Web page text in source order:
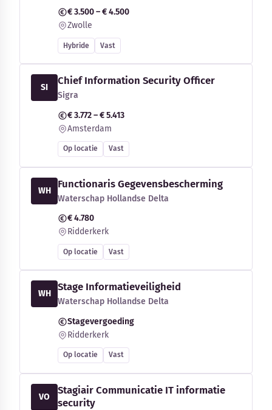
€ 3.500 – € 4.500
Zwolle
Hybride Vast
SI
Chief Information Security Officer
Sigra
€ 3.772 – € 5.413
Amsterdam
Op locatie Vast
WH
Functionaris Gegevensbescherming
Waterschap Hollandse Delta
€ 4.780
Ridderkerk
Op locatie Vast
WH
Stage Informatieveiligheid
Waterschap Hollandse Delta
Stagevergoeding
Ridderkerk
Op locatie Vast
VO
Stagiair Communicatie IT informatie
security